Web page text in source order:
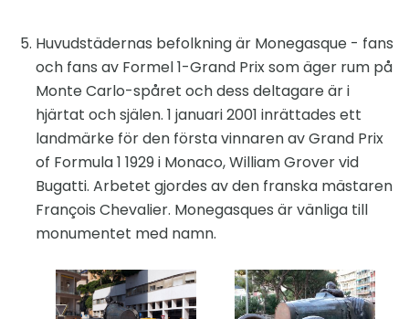
Huvudstädernas befolkning är Monegasque - fans
och fans av Formel 1-Grand Prix som äger rum på
Monte Carlo-spåret och dess deltagare är i
hjärtat och själen. 1 januari 2001 inrättades ett
landmärke för den första vinnaren av Grand Prix
of Formula 1 1929 i Monaco, William Grover vid
Bugatti. Arbetet gjordes av den franska mästaren
François Chevalier. Monegasques är vänliga till
monumentet med namn.